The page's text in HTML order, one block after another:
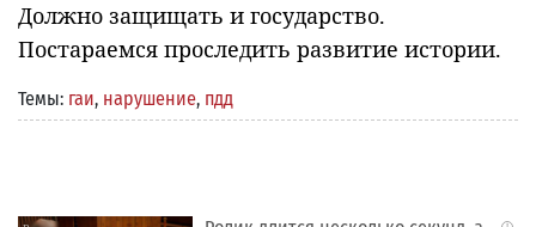
Должно защищать и государство.
Постараемся проследить развитие истории.
Темы: гаи, нарушение, пдд